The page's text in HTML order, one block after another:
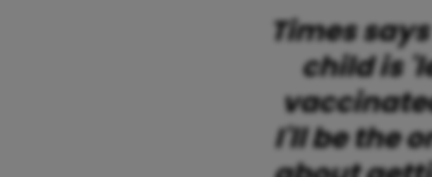
Times
child is
I'll be the